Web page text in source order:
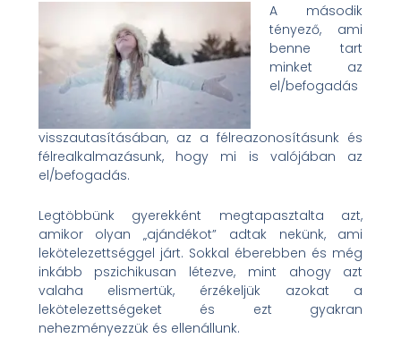
A második
tényező, ami
benne tart
minket az
el/befogadás
visszautasításában, az a félreazonosításunk és
félrealkalmazásunk, hogy mi is valójában az
el/befogadás.
Legtöbbünk gyerekként megtapasztalta azt,
amikor olyan „ajándékot” adtak nekünk, ami
lekötelezettséggel járt. Sokkal éberebben és még
inkább pszichikusan létezve, mint ahogy azt
valaha elismertük, érzékeljük azokat a
lekötelezettségeket és ezt gyakran
nehezményezzük és ellenállunk.